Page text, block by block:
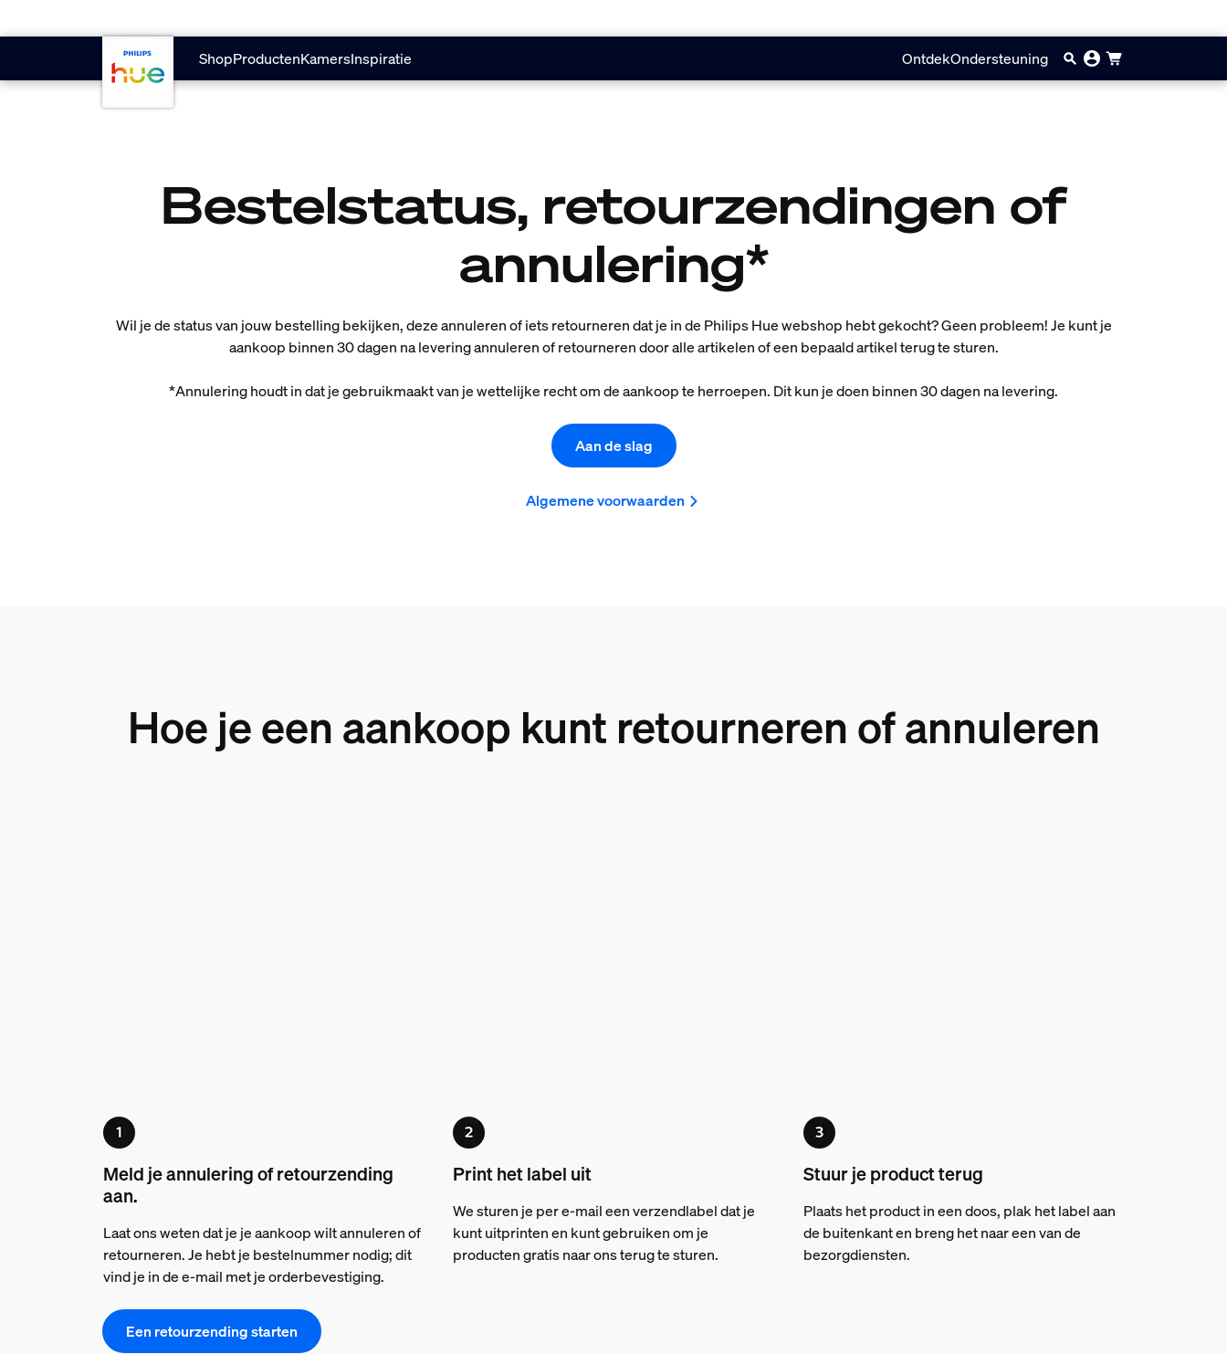
ShopProductenKamersInspiratie OntdekOndersteuning
Bestelstatus, retourzendingen of
annulering*
Wil je de status van jouw bestelling bekijken, deze annuleren of iets retourneren dat je in de Philips Hue webshop hebt gekocht? Geen probleem! Je kunt je
aankoop binnen 30 dagen na levering annuleren of retourneren door alle artikelen of een bepaald artikel terug te sturen.
*Annulering houdt in dat je gebruikmaakt van je wettelijke recht om de aankoop te herroepen. Dit kun je doen binnen 30 dagen na levering.
Aan de slag
Algemene voorwaarden
Hoe je een aankoop kunt retourneren of annuleren
Meld je annulering of retourzending
aan.
Laat ons weten dat je je aankoop wilt annuleren of
retourneren. Je hebt je bestelnummer nodig; dit
vind je in de e-mail met je orderbevestiging.
Print het label uit
We sturen je per e-mail een verzendlabel dat je
kunt uitprinten en kunt gebruiken om je
producten gratis naar ons terug te sturen.
Stuur je product terug
Plaats het product in een doos, plak het label aan
de buitenkant en breng het naar een van de
bezorgdiensten.
Een retourzending starten